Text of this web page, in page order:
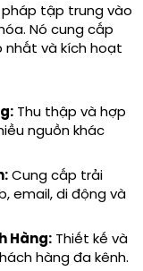
tập trung vào
Nó cung cấp
và kích hoạt
Thu thập và hợp
nguồn khác
Cung cấp trải
email, di động và
Hàng: Thiết kế và
hàng đa kênh.